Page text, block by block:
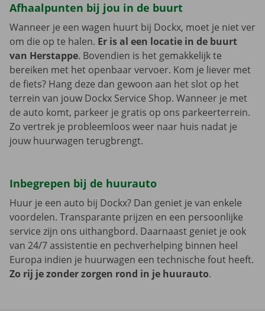
Afhaalpunten bij jou in de buurt
Wanneer je een wagen huurt bij Dockx, moet je niet ver
om die op te halen. Er is al een locatie in de buurt
van Herstappe. Bovendien is het gemakkelijk te
bereiken met het openbaar vervoer. Kom je liever met
de fiets? Hang deze dan gewoon aan het slot op het
terrein van jouw Dockx Service Shop. Wanneer je met
de auto komt, parkeer je gratis op ons parkeerterrein.
Zo vertrek je probleemloos weer naar huis nadat je
jouw huurwagen terugbrengt.
Inbegrepen bij de huurauto
Huur je een auto bij Dockx? Dan geniet je van enkele
voordelen. Transparante prijzen en een persoonlijke
service zijn ons uithangbord. Daarnaast geniet je ook
van 24/7 assistentie en pechverhelping binnen heel
Europa indien je huurwagen een technische fout heeft.
Zo rij je zonder zorgen rond in je huurauto.